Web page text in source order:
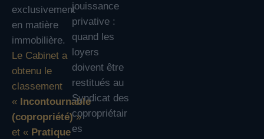
exclusivement
en matière
immobilière.
Le Cabinet a
obtenu le
classement
« Incontournable
(copropriété)»
et « Pratique
jouissance
privative :
quand les
loyers
doivent être
restitués au
Syndicat des
copropriétair
es